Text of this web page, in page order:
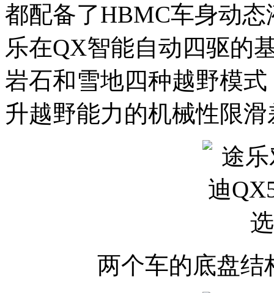
都配备了HBMC车身动
乐在QX智能自动四驱的
岩石和雪地四种越野模
升越野能力的机械性限
两个车的底盘结